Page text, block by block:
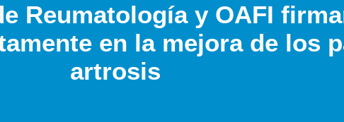
Reumatología y OAFI
en la mejora de los
artrosis